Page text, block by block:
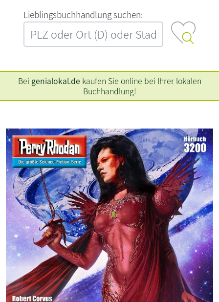
L‍i‍e‍b‍l‍i‍n‍g‍s‍b‍u‍c‍h‍h‍a‍n‍d‍l‍u‍n‍g‍ ‍s‍u‍c‍h‍e‍n‍:‍
Bei genialokal.de kaufen Sie online bei Ihrer lokalen
Buchhandlung!